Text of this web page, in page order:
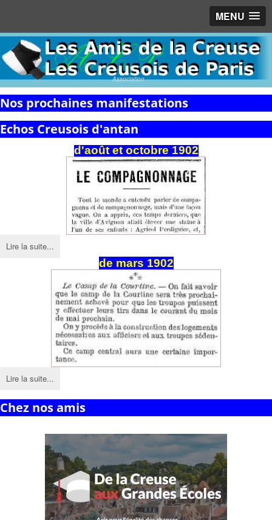
MENU
Association
Nos prochaines manifestations
Echos Creusois d'antan
d'août et octobre 1902
Lire la suite...
de mars 1902
Lire la suite...
Chez nos amis